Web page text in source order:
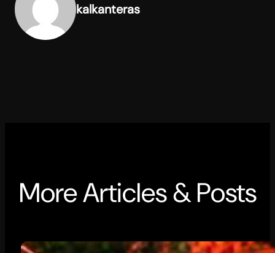
kalkanteras
More Articles & Posts